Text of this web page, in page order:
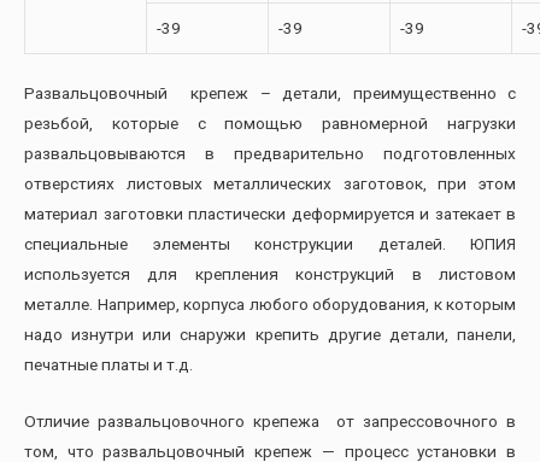
-39 -39 -39 -
Развальцовочный крепеж – детали, преимущественно с
резьбой, которые с помощью равномерной нагрузки
развальцовываются в предварительно подготовленных
отверстиях листовых металлических заготовок, при этом
материал заготовки пластически деформируется и затекает в
специальные элементы конструкции деталей. ЮПИЯ
используется для крепления конструкций в листовом
металле. Например, корпуса любого оборудования, к которым
надо изнутри или снаружи крепить другие детали, панели,
печатные платы и т.д.
Отличие развальцовочного крепежа от запрессовочного в
том, что развальцовочный крепеж — процесс установки в